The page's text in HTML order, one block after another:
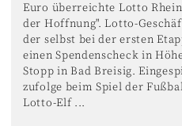
Euro überreichte Lotto
der Hoffnung". Lotto-
der selbst bei der ersten
einen Spendenscheck in
Stopp in Bad Breisig.
zufolge beim Spiel der
Lotto-Elf ...